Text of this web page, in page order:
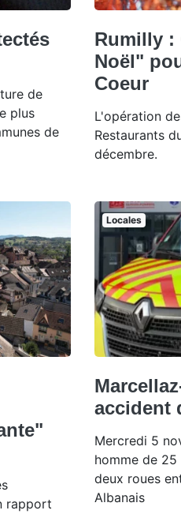
de
plus
de
Rumilly :
Noël"
Coeur
L'opération
Restaurants
décembre.
rapport
Locales
accident
Mercredi 5
homme de
deux roues
Albanais